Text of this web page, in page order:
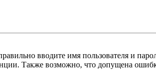
вводите имя пользователя и
Также возможно, что допущена